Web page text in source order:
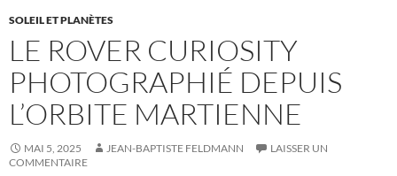
SOLEIL ET PLANÈTES
LE ROVER CURIOSITY
PHOTOGRAPHIÉ DEPUIS
L’ORBITE MARTIENNE
MAI 5, 2025 JEAN-BAPTISTE FELDMANN
LAISSER UN
COMMENTAIRE